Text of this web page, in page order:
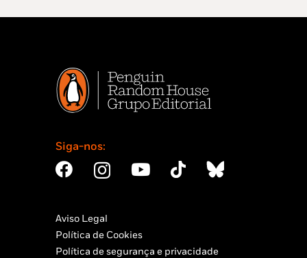
Siga-nos:
Aviso Legal
Política de Cookies
Política de segurança e privacidade